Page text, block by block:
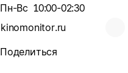
Пн-Вс 10:00-02:30
kinomonitor.ru
Поделиться